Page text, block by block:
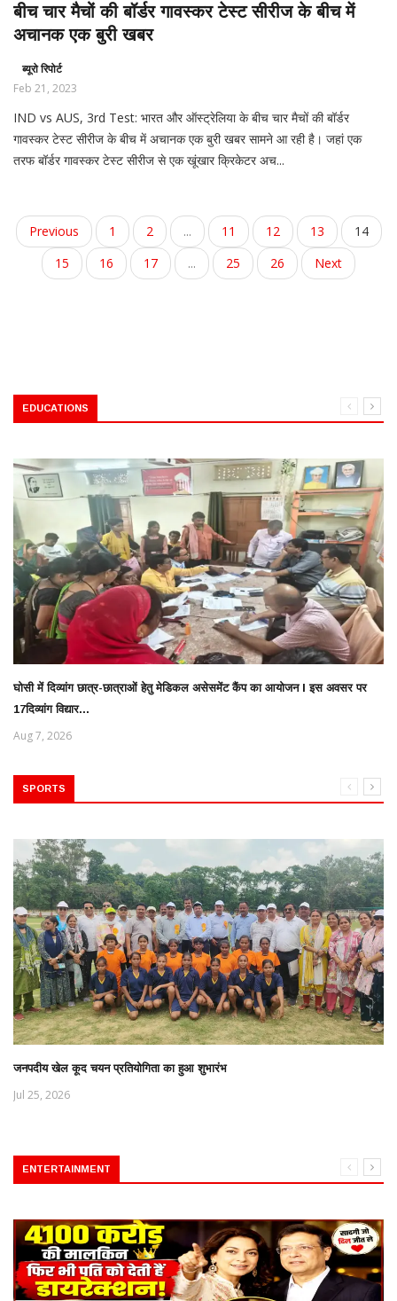
बीच चार मैचों की बॉर्डर गावस्कर टेस्ट सीरीज के बीच में
अचानक एक बुरी खबर
ब्यूरो रिपोर्ट
Feb 21, 2023
IND vs AUS, 3rd Test: भारत और ऑस्ट्रेलिया के बीच चार मैचों की बॉर्डर
गावस्कर टेस्ट सीरीज के बीच में अचानक एक बुरी खबर सामने आ रही है। जहां एक
तरफ बॉर्डर गावस्कर टेस्ट सीरीज से एक खूंखार क्रिकेटर अच...
Previous 1 2 ... 11 12 13
14
15
16 17 ... 25 26 Next
EDUCATIONS
घोसी में दिव्यांग छात्र-छात्राओं हेतु मेडिकल असेसमेंट कैंप का आयोजन l इस अवसर पर
17दिव्यांग विद्यार...
Aug 7, 2026
SPORTS
जनपदीय खेल कूद चयन प्रतियोगिता का हुआ शुभारंभ
Jul 25, 2026
ENTERTAINMENT